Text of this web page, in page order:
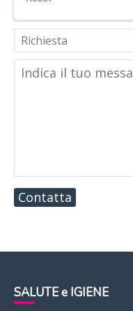
Contatta
SALUTE e IGIENE